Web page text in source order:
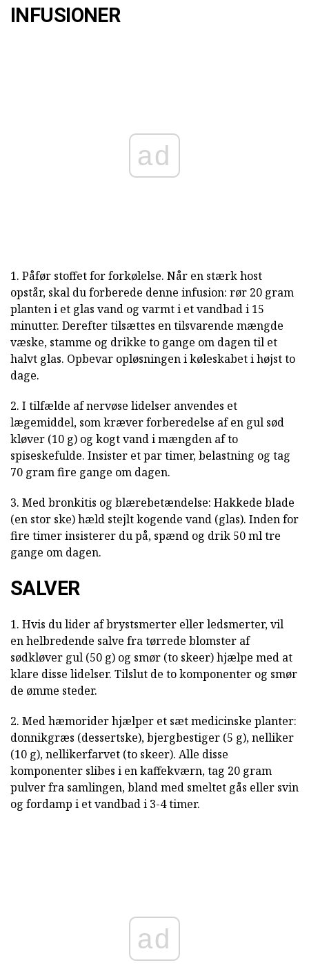
INFUSIONER
ad
1. Påfør stoffet for forkølelse. Når en stærk host
opstår, skal du forberede denne infusion: rør 20 gram
planten i et glas vand og varmt i et vandbad i 15
minutter. Derefter tilsættes en tilsvarende mængde
væske, stamme og drikke to gange om dagen til et
halvt glas. Opbevar opløsningen i køleskabet i højst to
dage.
2. I tilfælde af nervøse lidelser anvendes et
lægemiddel, som kræver forberedelse af en gul sød
kløver (10 g) og kogt vand i mængden af to
spiseskefulde. Insister et par timer, belastning og tag
70 gram fire gange om dagen.
3. Med bronkitis og blærebetændelse: Hakkede blade
(en stor ske) hæld stejlt kogende vand (glas). Inden for
fire timer insisterer du på, spænd og drik 50 ml tre
gange om dagen.
SALVER
1. Hvis du lider af brystsmerter eller ledsmerter, vil
en helbredende salve fra tørrede blomster af
sødkløver gul (50 g) og smør (to skeer) hjælpe med at
klare disse lidelser. Tilslut de to komponenter og smør
de ømme steder.
2. Med hæmorider hjælper et sæt medicinske planter:
donnikgræs (dessertske), bjergbestiger (5 g), nelliker
(10 g), nellikerfarvet (to skeer). Alle disse
komponenter slibes i en kaffekværn, tag 20 gram
pulver fra samlingen, bland med smeltet gås eller svin
og fordamp i et vandbad i 3-4 timer.
ad